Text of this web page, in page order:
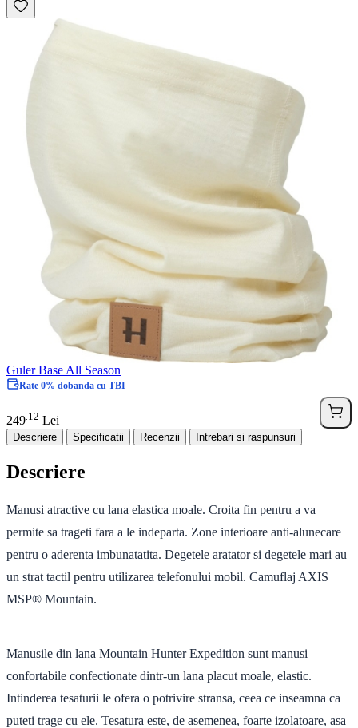
Guler Base All Season
Rate 0% dobanda cu TBI
249 12 Lei
Descriere Specificatii Recenzii Intrebari si raspunsuri
Descriere
Manusi atractive cu lana elastica moale. Croita fin pentru a va
permite sa trageti fara a le indeparta. Zone interioare anti-alunecare
pentru o aderenta imbunatatita. Degetele aratator si degetele mari au
un strat tactil pentru utilizarea telefonului mobil. Camuflaj AXIS
MSP® Mountain.
Manusile din lana Mountain Hunter Expedition sunt manusi
confortabile confectionate dintr-un lana placut moale, elastic.
Intinderea tesaturii le ofera o potrivire stransa, ceea ce inseamna ca
puteti trage cu ele. Tesatura este, de asemenea, foarte izolatoare, asa